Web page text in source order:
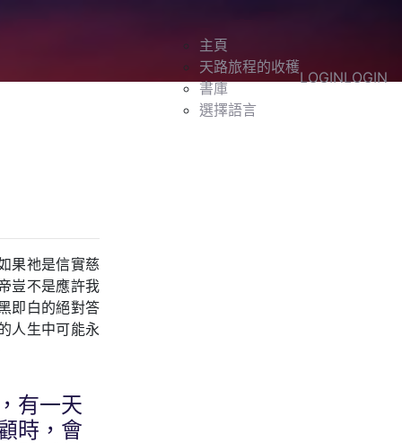
主頁
天路旅程的收穫
書庫
選擇語言
LOGINLOGIN
果祂是信實慈
豈不是應許我
即白的絕對答
人生中可能永
有一天
時，會